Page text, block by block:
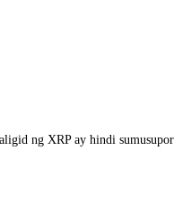
ng XRP ay hindi